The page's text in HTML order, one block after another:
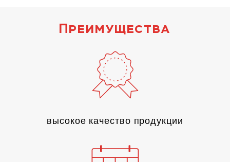
Преимущества
высокое качество продукции